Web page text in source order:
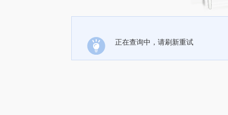
正在查询中，请刷新重试